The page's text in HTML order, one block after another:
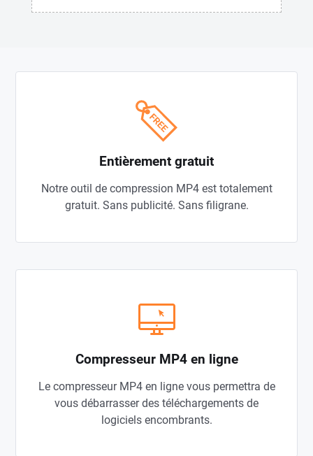
Entièrement gratuit
Notre outil de compression MP4 est totalement
gratuit. Sans publicité. Sans filigrane.
Compresseur MP4 en ligne
Le compresseur MP4 en ligne vous permettra de
vous débarrasser des téléchargements de
logiciels encombrants.